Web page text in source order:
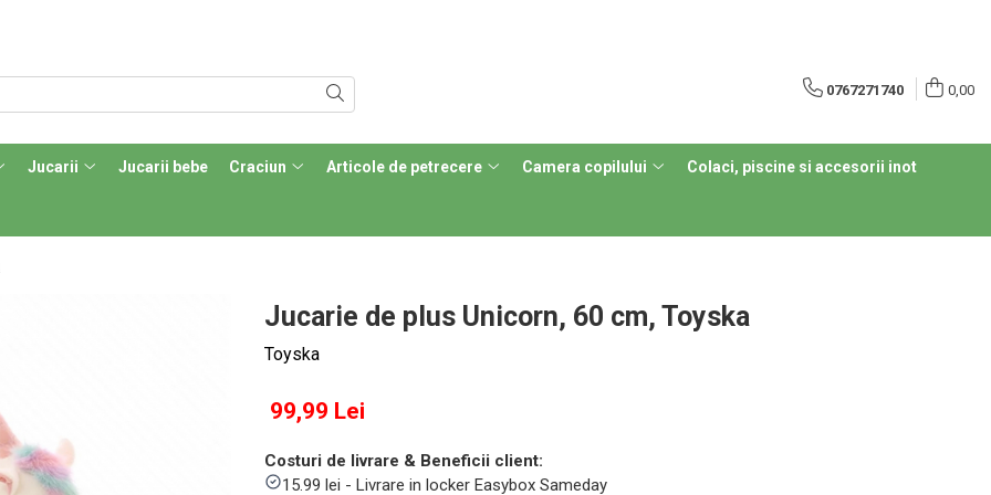
0767271740 0,00
Jucarii Jucarii bebe Craciun Articole de petrecere Camera copilului Colaci, piscine si accesorii inot
Jucarie de plus Unicorn, 60 cm, Toyska
Toyska
99,99 Lei
Costuri de livrare & Beneficii client:
15.99 lei - Livrare in locker Easybox Sameday